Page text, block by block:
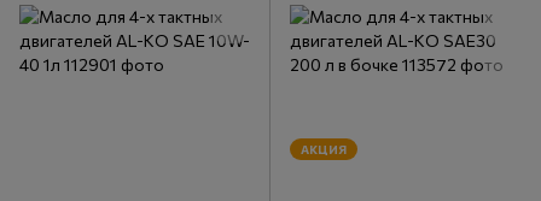
АКЦИЯ